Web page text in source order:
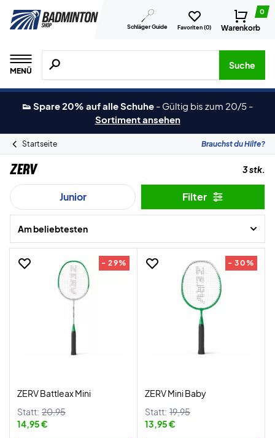
Schläger Guide Favoriten (0)
0
Warenkorb
MENÜ
Suche nach Produkten, Marken usw.
Suche
👟 Spare 20% auf alle Schuhe - Gültig bis zum 20/5 -
Sortiment ansehen
Startseite Brauchst du Hilfe?
ZERV 3 stk.
Junior Filter
Am beliebtesten
- 29%
ZERV Battleax Mini
Statt: 20,95
14,95 €
- 30%
ZERV Mini Baby
Statt: 19,95
13,95 €